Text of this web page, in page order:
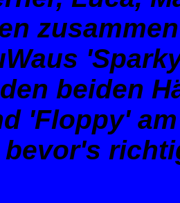
beiden
'Floppy'